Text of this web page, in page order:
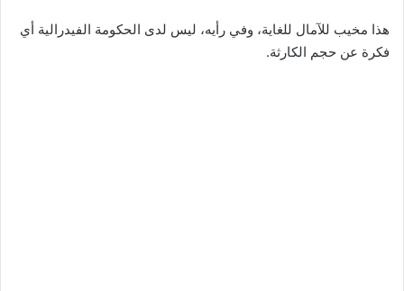
هذا مخيب للآمال للغاية، وفي رأيه، ليس لدى الحكومة الفيدرالية أي
فكرة عن حجم الكارثة.